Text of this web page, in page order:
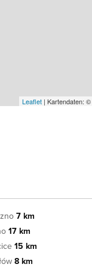
Leaflet | Kartendaten: ©
7 km
17 km
15 km
8 km